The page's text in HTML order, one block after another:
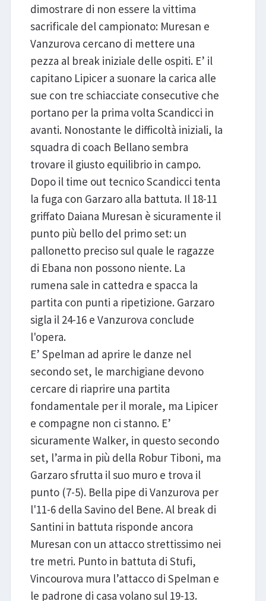
dimostrare di non essere la vittima
sacrificale del campionato: Muresan e
Vanzurova cercano di mettere una
pezza al break iniziale delle ospiti. E’ il
capitano Lipicer a suonare la carica alle
sue con tre schiacciate consecutive che
portano per la prima volta Scandicci in
avanti. Nonostante le difficoltà iniziali, la
squadra di coach Bellano sembra
trovare il giusto equilibrio in campo.
Dopo il time out tecnico Scandicci tenta
la fuga con Garzaro alla battuta. Il 18-11
griffato Daiana Muresan è sicuramente il
punto più bello del primo set: un
pallonetto preciso sul quale le ragazze
di Ebana non possono niente. La
rumena sale in cattedra e spacca la
partita con punti a ripetizione. Garzaro
sigla il 24-16 e Vanzurova conclude
l'opera.
E’ Spelman ad aprire le danze nel
secondo set, le marchigiane devono
cercare di riaprire una partita
fondamentale per il morale, ma Lipicer
e compagne non ci stanno. E’
sicuramente Walker, in questo secondo
set, l’arma in più della Robur Tiboni, ma
Garzaro sfrutta il suo muro e trova il
punto (7-5). Bella pipe di Vanzurova per
l'11-6 della Savino del Bene. Al break di
Santini in battuta risponde ancora
Muresan con un attacco strettissimo nei
tre metri. Punto in battuta di Stufi,
Vincourova mura l’attacco di Spelman e
le padrone di casa volano sul 19-13.